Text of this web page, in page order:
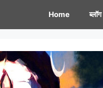
Home ब्लॉग